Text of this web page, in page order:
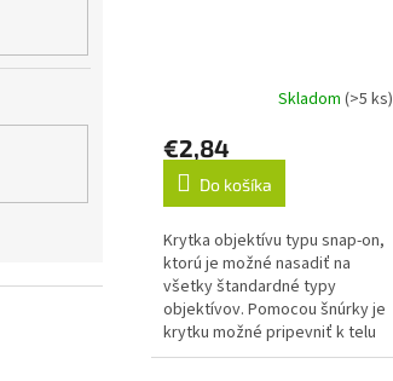
Skladom (>5 ks)
€2,84
Do košíka
Krytka objektívu typu snap-on,
ktorú je možné nasadiť na
všetky štandardné typy
objektívov. Pomocou šnúrky je
krytku možné pripevniť k telu
fotoaparátu.